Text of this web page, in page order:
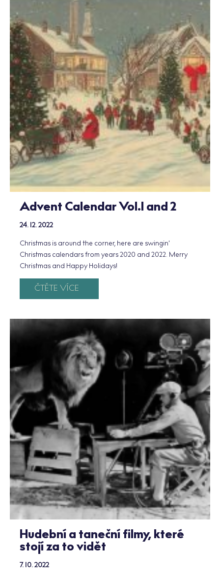
Advent Calendar Vol.1 and 2
24. 12. 2022
Christmas is around the corner, here are swingin'
Christmas calendars from years 2020 and 2022. Merry
Christmas and Happy Holidays!
ČTĚTE VÍCE
Hudební a taneční filmy, které
stojí za to vidět
7. 10. 2022